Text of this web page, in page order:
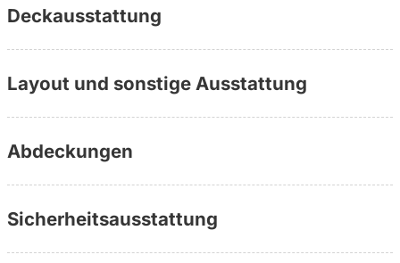
Deckausstattung
Layout und sonstige Ausstattung
Abdeckungen
Sicherheitsausstattung